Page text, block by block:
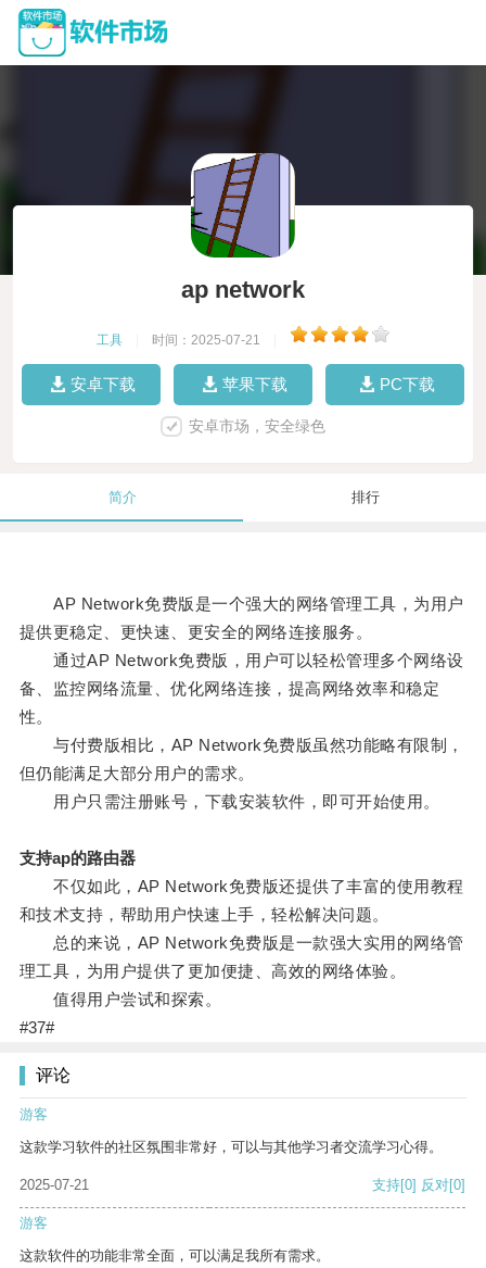
ap network
工具 时间：2025-07-21
安卓下载 苹果下载 PC下载
安卓市场，安全绿色
简介 排行
AP Network免费版是一个强大的网络管理工具，为用户
提供更稳定、更快速、更安全的网络连接服务。
通过AP Network免费版，用户可以轻松管理多个网络设
备、监控网络流量、优化网络连接，提高网络效率和稳定
性。
与付费版相比，AP Network免费版虽然功能略有限制，
但仍能满足大部分用户的需求。
用户只需注册账号，下载安装软件，即可开始使用。
支持ap的路由器
不仅如此，AP Network免费版还提供了丰富的使用教程
和技术支持，帮助用户快速上手，轻松解决问题。
总的来说，AP Network免费版是一款强大实用的网络管
理工具，为用户提供了更加便捷、高效的网络体验。
值得用户尝试和探索。
#37#
评论
游客
这款学习软件的社区氛围非常好，可以与其他学习者交流学习心得。
2025-07-21 支持[0] 反对[0]
游客
这款软件的功能非常全面，可以满足我所有需求。